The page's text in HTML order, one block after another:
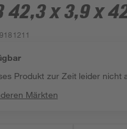
42,3 x 3,9 x
9181211
Produkt zur Zeit leider nicht
Märkten